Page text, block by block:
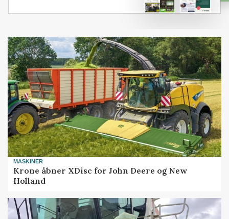
MASKINER
Krone åbner XDisc for John Deere og New
Holland